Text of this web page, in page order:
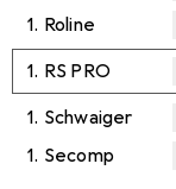
1. Roline
1. RS PRO
1. Schwaiger
1. Secomp